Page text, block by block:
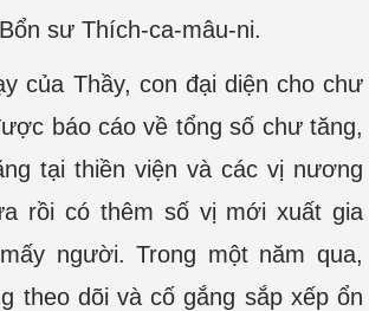
sư Thích-ca-mâu-ni.
của Thầy, con đại diện cho chư
báo cáo về tổng số chư tăng,
tại thiền viện và các vị nương
rồi có thêm số vị mới xuất gia
người. Trong một năm qua,
theo dõi và cố gắng sắp xếp ổn